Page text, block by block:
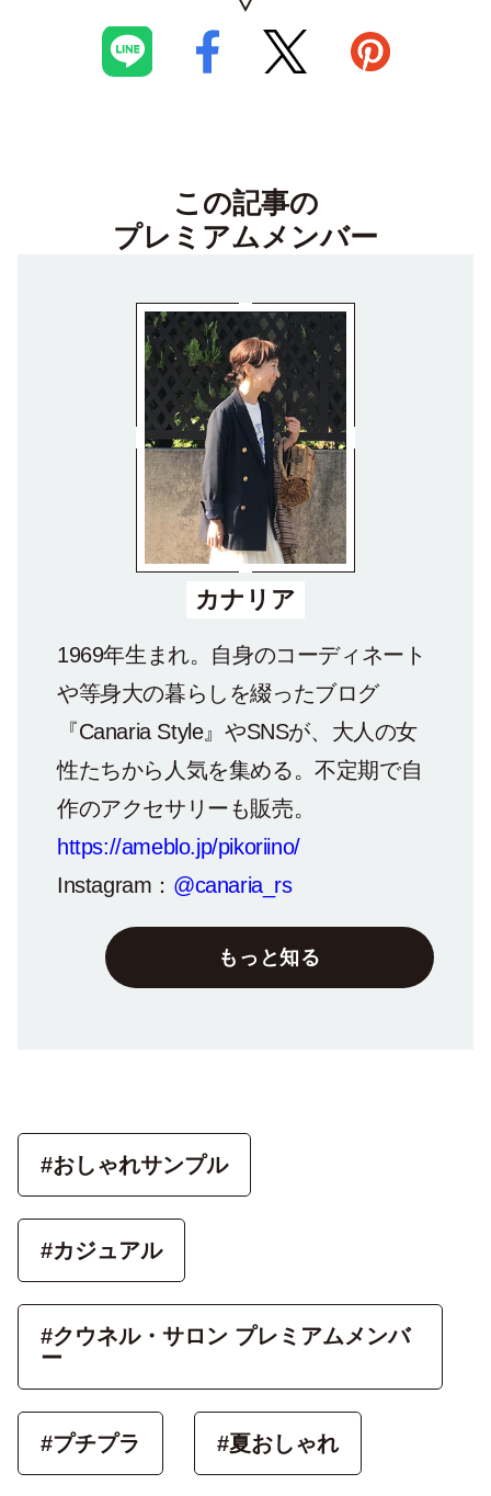
この記事の
プレミアムメンバー
カナリア
1969年生まれ。自身のコーディネート
や等身大の暮らしを綴ったブログ
『Canaria Style』やSNSが、大人の女
性たちから人気を集める。不定期で自
作のアクセサリーも販売。
https://ameblo.jp/pikoriino/
Instagram： @canaria_rs
もっと知る
#おしゃれサンプル
#カジュアル
#クウネル・サロン プレミアムメンバ
ー
#プチプラ #夏おしゃれ